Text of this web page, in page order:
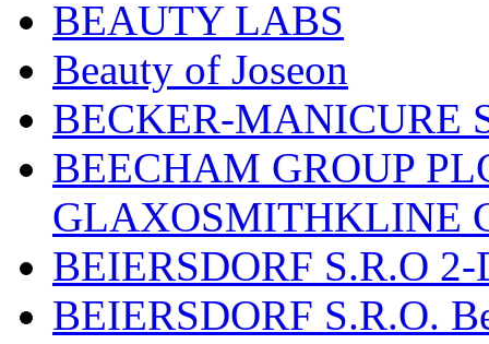
BEAUTY LABS
Beauty of Joseon
BECKER-MANICURE
BEECHAM GROUP
GLAXOSMITHKLINE
BEIERSDORF S.R.O
BEIERSDORF S.R.O.